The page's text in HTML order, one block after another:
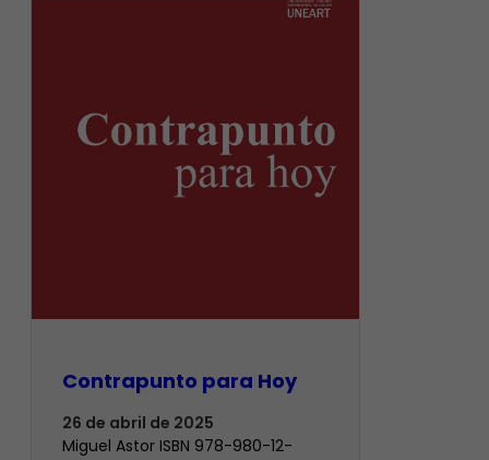
Contrapunto para Hoy
26 de abril de 2025
Miguel Astor ISBN 978-980-12-